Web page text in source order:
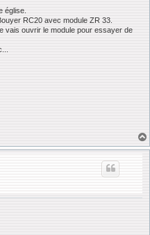
église.
RC20 avec module ZR 33.
vais ouvrir le module pour essayer de